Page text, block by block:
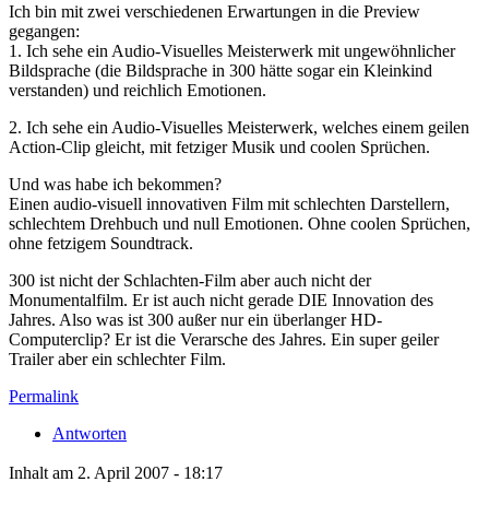
Ich bin mit zwei verschiedenen Erwartungen in die Preview
gegangen:
1. Ich sehe ein Audio-Visuelles Meisterwerk mit ungewöhnlicher
Bildsprache (die Bildsprache in 300 hätte sogar ein Kleinkind
verstanden) und reichlich Emotionen.
2. Ich sehe ein Audio-Visuelles Meisterwerk, welches einem geilen
Action-Clip gleicht, mit fetziger Musik und coolen Sprüchen.
Und was habe ich bekommen?
Einen audio-visuell innovativen Film mit schlechten Darstellern,
schlechtem Drehbuch und null Emotionen. Ohne coolen Sprüchen,
ohne fetzigem Soundtrack.
300 ist nicht der Schlachten-Film aber auch nicht der
Monumentalfilm. Er ist auch nicht gerade DIE Innovation des
Jahres. Also was ist 300 außer nur ein überlanger HD-
Computerclip? Er ist die Verarsche des Jahres. Ein super geiler
Trailer aber ein schlechter Film.
Permalink
Antworten
Inhalt am 2. April 2007 - 18:17